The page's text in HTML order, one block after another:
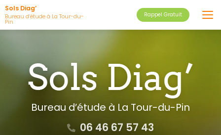
Aller
au
contenu
Sols Diag’
Bureau d’étude à La Tour-du-
Pin
Rappel Gratuit
Bureau d’étude à La Tour-du-Pin
06 46 67 57 43